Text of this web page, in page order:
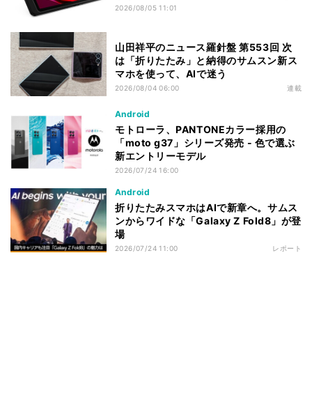
2026/08/05 11:01
山田祥平のニュース羅針盤 第553回 次
は「折りたたみ」と納得のサムスン新ス
マホを使って、AIで迷う
2026/08/04 06:00 連載
Android
モトローラ、PANTONEカラー採用の
「moto g37」シリーズ発売 - 色で選ぶ
新エントリーモデル
2026/07/24 16:00
Android
折りたたみスマホはAIで新章へ。サムス
ンからワイドな「Galaxy Z Fold8」が登
場
2026/07/24 11:00 レポート